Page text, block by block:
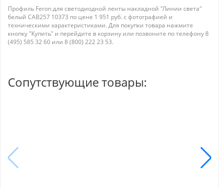
Профиль Feron для светодиодной ленты накладной "Линии света"
белый CAB257 10373 по цене 1 951 руб. с фотографией и
техническими характеристиками. Для покупки товара нажмите
кнопку "Купить" и перейдите в корзину или позвоните по телефону 8
(495) 585 32 60 или 8 (800) 222 23 53.
Сопутствующие товары: